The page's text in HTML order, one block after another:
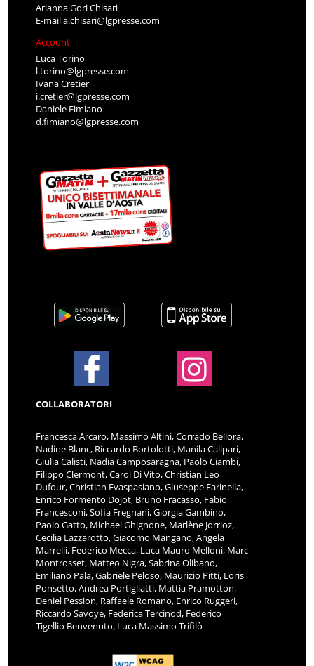
Arianna Gori Chisari
E-maila.chisari@lgpresse.com
Account
Luca Torino
l.torino@lgpresse.com
Ivana Cretier
i.cretier@lgpresse.com
Daniele Fimiano
d.fimiano@lgpresse.com
COLLABORATORI
Francesca Arcaro, Massimo Altini, Corrado Bellora,
Nadine Blanc, Riccardo Bortolotti, Manila Calipari,
Giulia Calisti, Nadia Camposaragna, Paolo Ciambi,
Filippo Clermont, Carol Di Vito, Christian Leo
Dufour, Christian Evaspasiano, Giuseppe Farinella,
Enrico Formento Dojot, Bruno Fracasso, Fabio
Francesconi, Sofia Fregnani, Giorgia Gambino,
Paolo Gatto, Michael Ghignone, Marlène Jorrioz,
Cecilia Lazzarotto, Giacomo Mangano, Angela
Marrelli, Federico Mecca, Luca Mauro Melloni, Marc
Montrosset, Matteo Nigra, Sabrina Olibano,
Emiliano Pala, Gabriele Peloso, Maurizio Pitti, Loris
Ponsetto, Andrea Portigliatti, Mattia Pramotton,
Deniel Pession, Raffaele Romano, Enrico Ruggeri,
Riccardo Savoye, Federica Tercinod, Federico
Tigellio Benvenuto, Luca Massimo Trifilò